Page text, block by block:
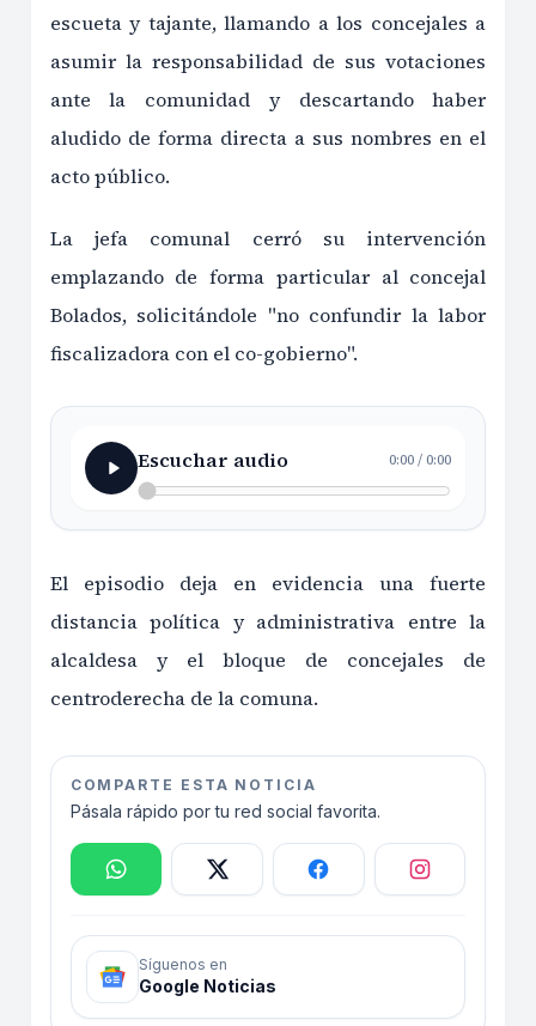
escueta y tajante, llamando a los concejales a
asumir la responsabilidad de sus votaciones
ante la comunidad y descartando haber
aludido de forma directa a sus nombres en el
acto público.
La jefa comunal cerró su intervención
emplazando de forma particular al concejal
Bolados, solicitándole "no confundir la labor
fiscalizadora con el co-gobierno".
Escuchar audio 0:00/0:00
El episodio deja en evidencia una fuerte
distancia política y administrativa entre la
alcaldesa y el bloque de concejales de
centroderecha de la comuna.
COMPARTE ESTA NOTICIA
Pásala rápido por tu red social favorita.
Síguenos en
Google Noticias